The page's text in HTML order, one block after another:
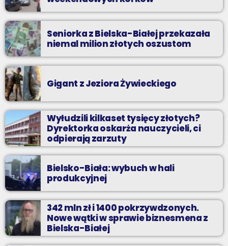
Seniorka z Bielska-Białej przekazała
niemal milion złotych oszustom
Gigant z Jeziora Żywieckiego
Wyłudzili kilkaset tysięcy złotych?
Dyrektorka oskarża nauczycieli, ci
odpierają zarzuty
Bielsko-Biała: wybuch w hali
produkcyjnej
342 mln zł i 1400 pokrzywdzonych.
Nowe wątki w sprawie biznesmena z
Bielska-Białej